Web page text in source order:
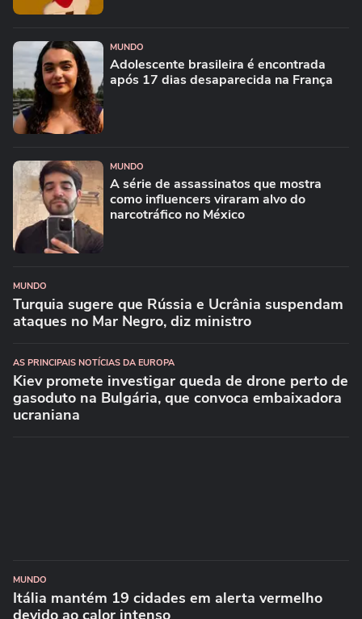
MUNDO
Adolescente brasileira é encontrada
após 17 dias desaparecida na França
MUNDO
A série de assassinatos que mostra
como influencers viraram alvo do
narcotráfico no México
MUNDO
Turquia sugere que Rússia e Ucrânia suspendam
ataques no Mar Negro, diz ministro
AS PRINCIPAIS NOTÍCIAS DA EUROPA
Kiev promete investigar queda de drone perto de
gasoduto na Bulgária, que convoca embaixadora
ucraniana
MUNDO
Itália mantém 19 cidades em alerta vermelho
devido ao calor intenso